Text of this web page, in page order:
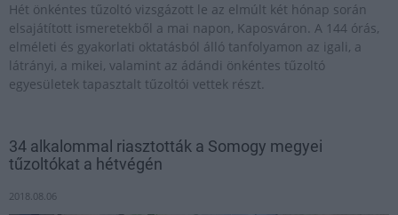
Hét önkéntes tűzoltó vizsgázott le az elmúlt két hónap során
elsajátított ismeretekből a mai napon, Kaposváron. A 144 órás,
elméleti és gyakorlati oktatásból álló tanfolyamon az igali, a
látrányi, a mikei, valamint az ádándi önkéntes tűzoltó
egyesületek tapasztalt tűzoltói vettek részt.
34 alkalommal riasztották a Somogy megyei
tűzoltókat a hétvégén
2018.08.06